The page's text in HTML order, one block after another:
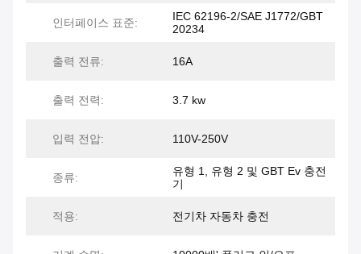
인터페이스 표준:
IEC 62196-2/SAE J1772/GBT
20234
출력 전류: 16A
출력 전력: 3.7 kw
입력 전압: 110V-250V
종류:
유형 1, 유형 2 및 GBT Ev 충전
기
적용: 전기차 자동차 충전